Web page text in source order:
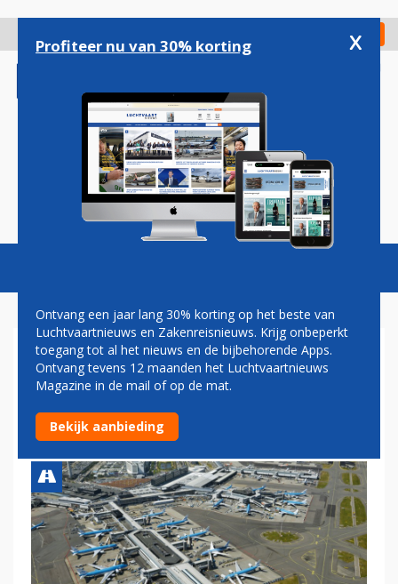
gaan
Check in
Magazine Podcasts Vacatures
BRUSSEL WIL MAATREGELEN
TEGEN GROEIEND AANTAL
VLUCHTVERTRAGINGEN
Profiteer nu van 30% korting x
Ontvang een jaar lang 30% korting op het beste van
Luchtvaartnieuws en Zakenreisnieuws. Krijg onbeperkt
toegang tot al het nieuws en de bijbehorende Apps.
Ontvang tevens 12 maanden het Luchtvaartnieuws
Magazine in de mail of op de mat.
Bekijk aanbieding